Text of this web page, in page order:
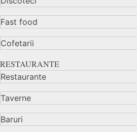
Fast food
Cofetarii
RESTAURANTE
Restaurante
Taverne
Baruri